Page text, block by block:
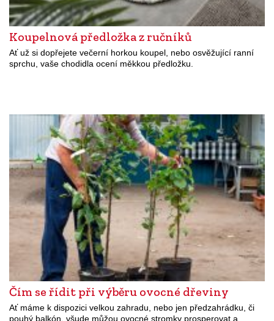
Koupelnová předložka z ručníků
Ať už si dopřejete večerní horkou koupel, nebo osvěžující ranní
sprchu, vaše chodidla ocení měkkou předložku.
Čím se řídit při výběru ovocné dřeviny
Ať máme k dispozici velkou zahradu, nebo jen předzahrádku, či
pouhý balkón, všude můžou ovocné stromky prosperovat a